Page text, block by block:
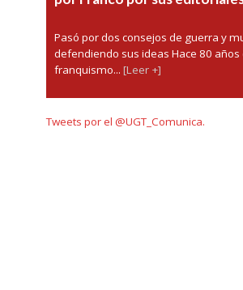
Pasó por dos consejos de guerra y
defendiendo sus ideas Hace 80 años
franquismo... [Leer +]
Tweets por el @UGT_Comunica.